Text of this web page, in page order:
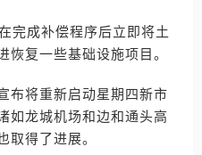
完成补偿程序后立即将土
恢复一些基础设施项目。
布将重新启动星期四新市
如龙城机场和边和通头高
取得了进展。